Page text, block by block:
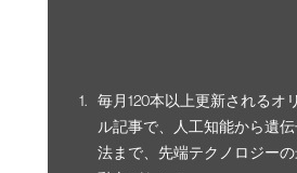
毎月120本以上更新されるオ
ル記事で、人工知能から遺
法まで、先端テクノロジー